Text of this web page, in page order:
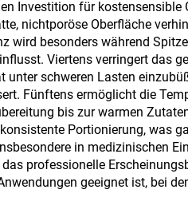
Investition für kostensensible
nichtporöse Oberfläche
wird besonders während
Viertens verringert das
schweren Lasten
Fünftens ermöglicht die
bis zur warmen
Portionierung, was
in medizinischen
professionelle
geeignet ist, bei